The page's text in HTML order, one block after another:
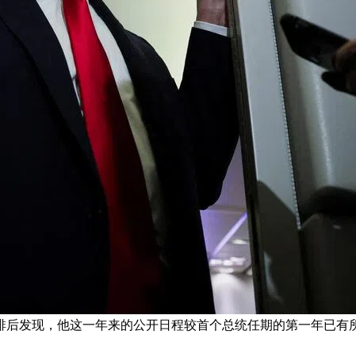
发现，他这一年来的公开日程较首个总统任期的第一年已有